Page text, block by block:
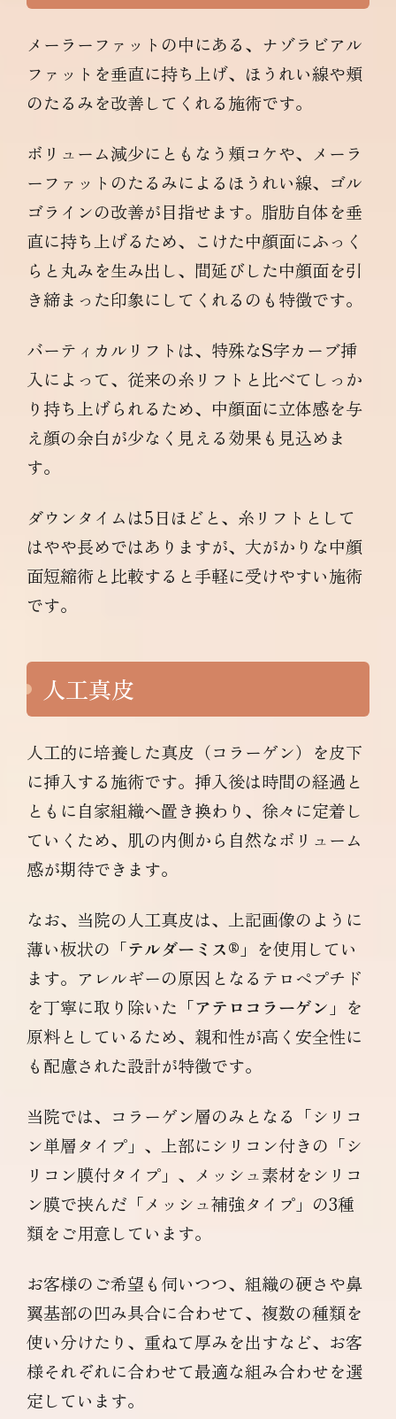
メーラーファットの中にある、ナゾラビアル
ファットを垂直に持ち上げ、ほうれい線や頬
のたるみを改善してくれる施術です。
ボリューム減少にともなう頬コケや、メーラ
ーファットのたるみによるほうれい線、ゴル
ゴラインの改善が目指せます。脂肪自体を垂
直に持ち上げるため、こけた中顔面にふっく
らと丸みを生み出し、間延びした中顔面を引
き締まった印象にしてくれるのも特徴です。
バーティカルリフトは、特殊なS字カーブ挿
入によって、従来の糸リフトと比べてしっか
り持ち上げられるため、中顔面に立体感を与
え顔の余白が少なく見える効果も見込めま
す。
ダウンタイムは5日ほどと、糸リフトとして
はやや長めではありますが、大がかりな中顔
面短縮術と比較すると手軽に受けやすい施術
です。
人工真皮
人工的に培養した真皮（コラーゲン）を皮下
に挿入する施術です。挿入後は時間の経過と
ともに自家組織へ置き換わり、徐々に定着し
ていくため、肌の内側から自然なボリューム
感が期待できます。
なお、当院の人工真皮は、上記画像のように
薄い板状の「テルダーミス®︎ 」を使用してい
ます。アレルギーの原因となるテロペプチド
を丁寧に取り除いた「アテロコラーゲン 」を
原料としているため、親和性が高く安全性に
も配慮された設計が特徴です。
当院では、コラーゲン層のみとなる「シリコ
ン単層タイプ」、上部にシリコン付きの「シ
リコン膜付タイプ」、メッシュ素材をシリコ
ン膜で挟んだ「メッシュ補強タイプ」の3種
類をご用意しています。
お客様のご希望も伺いつつ、組織の硬さや鼻
翼基部の凹み具合に合わせて、複数の種類を
使い分けたり、重ねて厚みを出すなど、お客
様それぞれに合わせて最適な組み合わせを選
定しています。